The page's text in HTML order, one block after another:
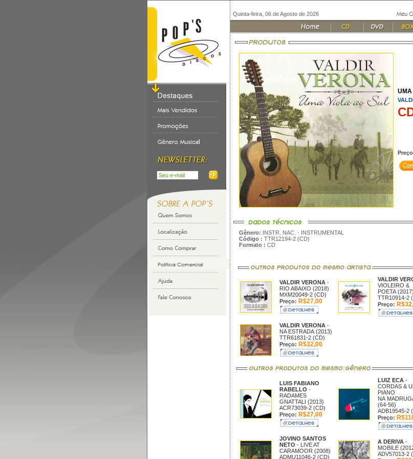
Quinta-feira, 06 de Agosto de 2026
UMA
Gênero: INSTR. NAC. - INSTRUMENTAL
Código : TTR12194-2 (CD)
Formato : CD
VALDIR VERONA -
RIO ABAIXO (2018)
MXM20049-2 (CD)
Preço: R$27,00
VALDIR
VIOLEIRO &
POETA (2017)
TTR10914-2
Preço:
VALDIR VERONA -
NA ESTRADA (2013)
TTR61831-2 (CD)
Preço: R$32,00
LUIS FABIANO
RABELLO -
RADAMES
GNATTALI (2013)
ACR73039-2 (CD)
Preço: R$27,00
LUIZ ECA -
CORDAS &
PIANO
NA
(64-56)
ADB19545-2
Preço:
JOVINO SANTOS
NETO - LIVE AT
CARAMOOR (2008)
ADMU11046-2 (CD)
A DERIVA -
MOBILE
ADV57013-2